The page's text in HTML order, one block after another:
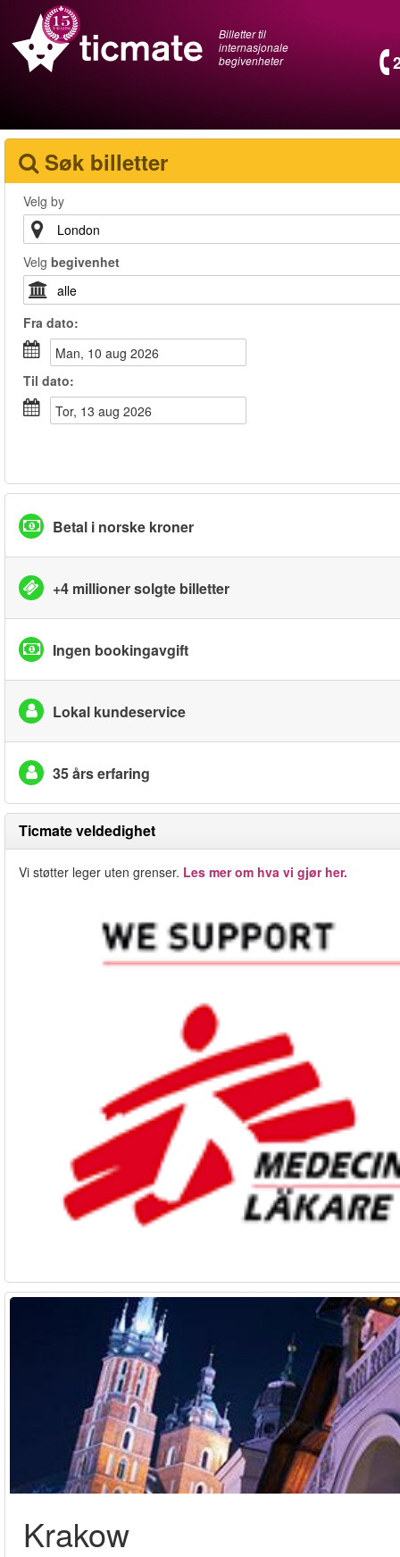
Billetter til
internasjonale
begivenheter
Søk billetter
Velg by
Velg begivenhet
Fra dato:
man, 10 aug 2026
Til dato:
tor, 13 aug 2026
Betal i norske kroner
+4 millioner solgte billetter
Ingen bookingavgift
Lokal kundeservice
35 års erfaring
Ticmate veldedighet
Vi støtter leger uten grenser. Les mer om hva vi gjør her.
Krakow